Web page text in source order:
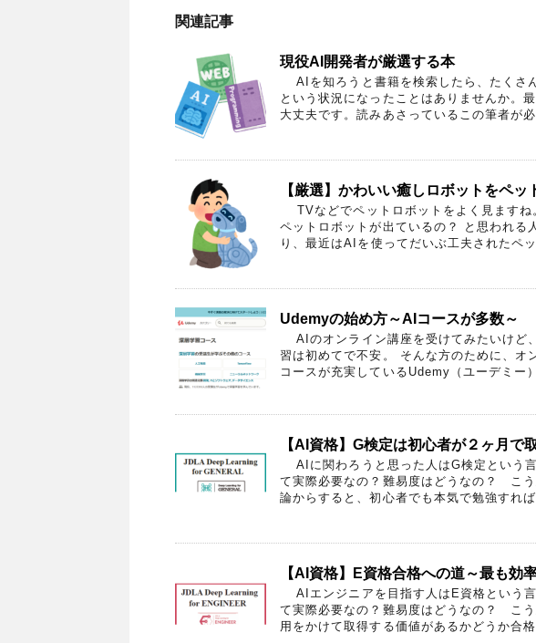
関連記事
現役AI開発者が厳選する本
AIを知ろうと書籍を検索したら、たくさ
という状況になったことはありませんか。
大丈夫です。読みあさっているこの筆者が
【厳選】かわいい癒しロボットをペッ
TVなどでペットロボットをよく見ますね
ペットロボットが出ているの？ と思われる
り、最近はAIを使ってだいぶ工夫されたペ
Udemyの始め方～AIコースが多数～
AIのオンライン講座を受けてみたいけど
習は初めてで不安。 そんな方のために、オ
コースが充実しているUdemy（ユーデミー
【AI資格】G検定は初心者が２ヶ月で
AIに関わろうと思った人はG検定という
て実際必要なの？難易度はどうなの？ こ
論からすると、初心者でも本気で勉強すれ
【AI資格】E資格合格への道～最も効
AIエンジニアを目指す人はE資格という
て実際必要なの？難易度はどうなの？ こ
用をかけて取得する価値があるかどうか合